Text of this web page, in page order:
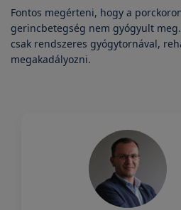
Fontos megérteni, hogy a
gerincbetegség nem gyógyult
csak rendszeres gyógytornával,
megakadályozni.